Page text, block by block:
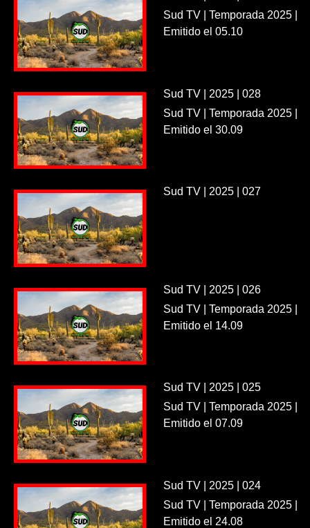
Sud TV | Temporada 2025 |
Emitido el 05.10
Sud TV | 2025 | 028
Sud TV | Temporada 2025 |
Emitido el 30.09
Sud TV | 2025 | 027
Sud TV | 2025 | 026
Sud TV | Temporada 2025 |
Emitido el 14.09
Sud TV | 2025 | 025
Sud TV | Temporada 2025 |
Emitido el 07.09
Sud TV | 2025 | 024
Sud TV | Temporada 2025 |
Emitido el 24.08